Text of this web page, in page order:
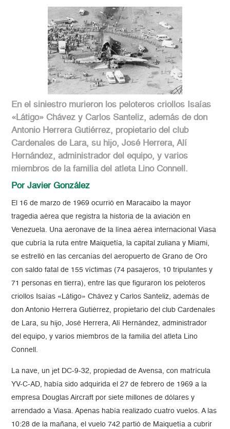
En el siniestro murieron los peloteros criollos Isaías
«Látigo» Chávez y Carlos Santeliz, además de don
Antonio Herrera Gutiérrez, propietario del club
Cardenales de Lara, su hijo, José Herrera, Alí
Hernández, administrador del equipo, y varios
miembros de la familia del atleta Lino Connell.
Por Javier González
El 16 de marzo de 1969 ocurrió en Maracaibo la mayor
tragedia aérea que registra la historia de la aviación en
Venezuela. Una aeronave de la línea aérea internacional Viasa
que cubría la ruta entre Maiquetía, la capital zuliana y Miami,
se estrelló en las cercanías del aeropuerto de Grano de Oro
con saldo fatal de 155 víctimas (74 pasajeros, 10 tripulantes y
71 personas en tierra), entre las que figuraron los peloteros
criollos Isaías «Látigo» Chávez y Carlos Santeliz, además de
don Antonio Herrera Gutiérrez, propietario del club Cardenales
de Lara, su hijo, José Herrera, Alí Hernández, administrador
del equipo, y varios miembros de la familia del atleta Lino
Connell.
La nave, un jet DC-9-32, propiedad de Avensa, con matrícula
YV-C-AD, había sido adquirida el 27 de febrero de 1969 a la
empresa Douglas Aircraft por siete millones de dólares y
arrendado a Viasa. Apenas había realizado cuatro vuelos. A las
10:28 de la mañana, el vuelo 742 partió de Maiquetía a cubrir